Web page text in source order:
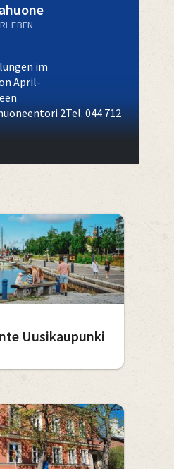
im
April-
2Tel. 044 712
Uusikaupunki